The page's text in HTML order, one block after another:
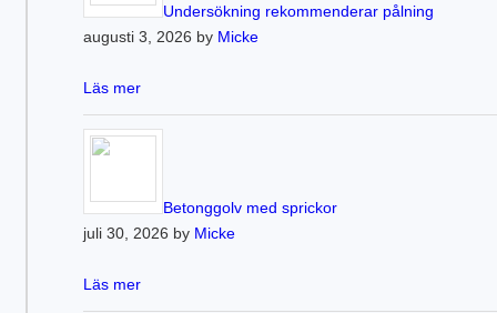
Undersökning rekommenderar pålning
augusti 3, 2026 by Micke
Läs mer
Betonggolv med sprickor
juli 30, 2026 by Micke
Läs mer